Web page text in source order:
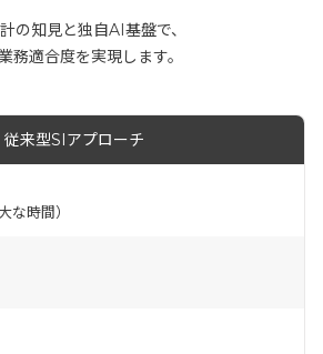
の知見と独自AI基盤で、
務適合度を実現します。
従来型SIアプローチ
な時間）